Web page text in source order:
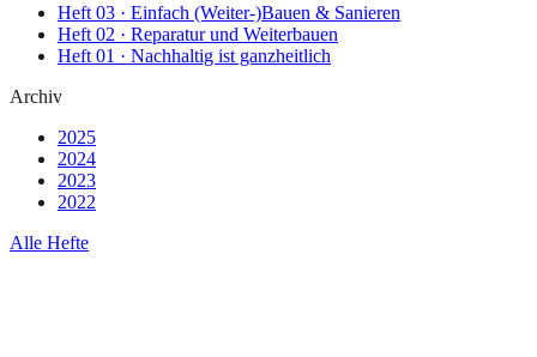
Heft 03 · Einfach (Weiter-)Bauen & Sanieren
Heft 02 · Reparatur und Weiterbauen
Heft 01 · Nachhaltig ist ganzheitlich
Archiv
2025
2024
2023
2022
Alle Hefte